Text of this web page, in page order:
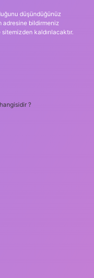
düşündüğünüz
adresine bildirmeniz
kaldırılacaktır.
?